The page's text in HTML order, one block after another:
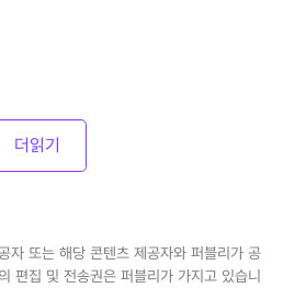
더읽기
자 또는 해당 콘텐츠 제공자와 퍼블리가 공
편집 및 전송권은 퍼블리가 가지고 있습니